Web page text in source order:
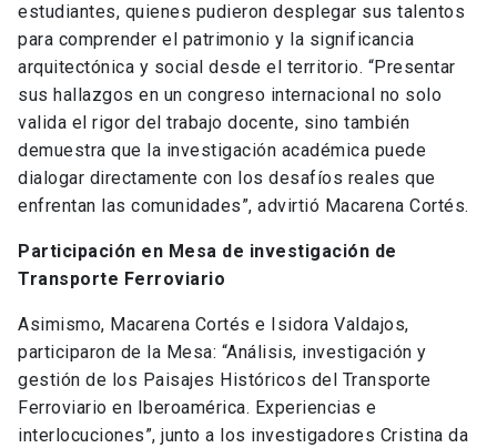
estudiantes, quienes pudieron desplegar sus talentos
para comprender el patrimonio y la significancia
arquitectónica y social desde el territorio. “Presentar
sus hallazgos en un congreso internacional no solo
valida el rigor del trabajo docente, sino también
demuestra que la investigación académica puede
dialogar directamente con los desafíos reales que
enfrentan las comunidades”, advirtió Macarena Cortés.
Participación en Mesa de investigación de
Transporte Ferroviario
Asimismo, Macarena Cortés e Isidora Valdajos,
participaron de la Mesa: “Análisis, investigación y
gestión de los Paisajes Históricos del Transporte
Ferroviario en Iberoamérica. Experiencias e
interlocuciones”, junto a los investigadores Cristina da